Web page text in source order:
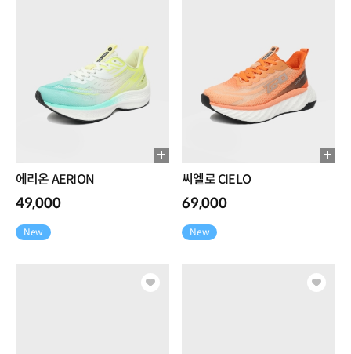
에리온 AERION
49,000
New
씨엘로 CIELO
69,000
New